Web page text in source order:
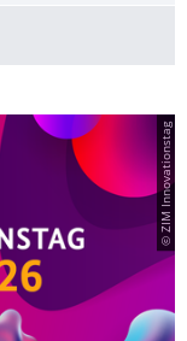
© ZIM Innovationstag